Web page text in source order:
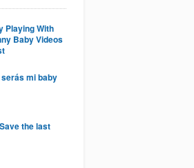
Playing With
Baby Videos
mi baby
the last